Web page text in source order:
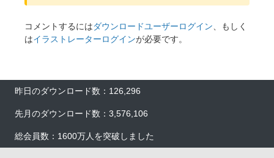
コメントするにはダウンロードユーザーログイン、もしく
はイラストレーターログインが必要です。
昨日のダウンロード数：126,296
先月のダウンロード数：3,576,106
総会員数：1600万人を突破しました